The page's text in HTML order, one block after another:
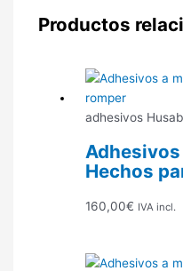
Productos
adhesivos
Adhesivos
Hechos
160,00€ IVA incl.